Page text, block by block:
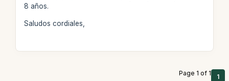
8 años.
Saludos cordiales,
Page 1 of 1 1